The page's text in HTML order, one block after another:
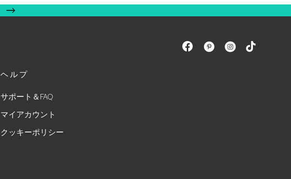
ヘルプ
サポート＆FAQ
マイアカウント
クッキーポリシー